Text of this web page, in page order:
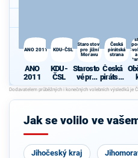
ANO 2011
ANO
2011
KDU-ČSL
KDU-
ČSL
Starostové
pro jižní
Moravu
Starosto
vé pro
jižní
Moravu
Česká
pirátská
strana
Česká
pirátská
strana
pro
Jak se volilo ve
Jihočeský kraj